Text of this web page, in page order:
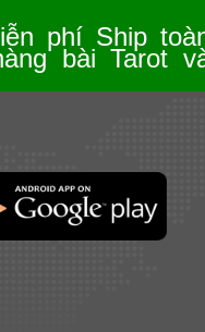
phí Ship
bài Tarot